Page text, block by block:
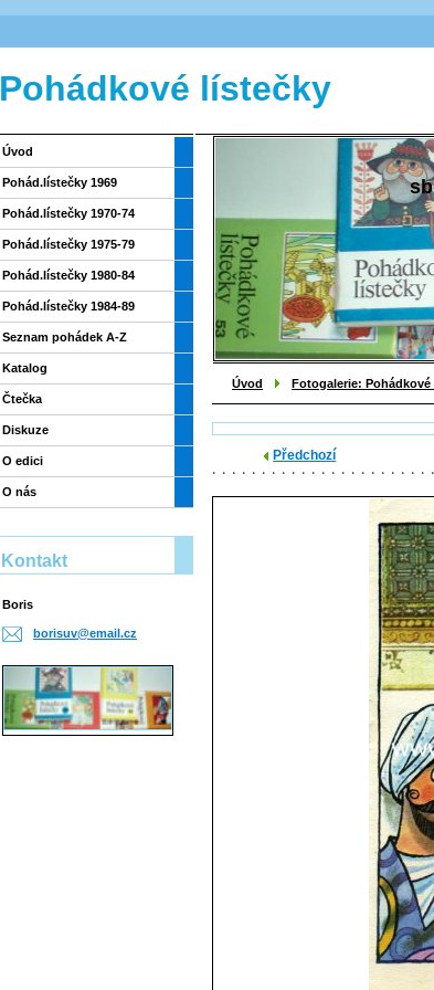
Pohádkové lístečky
Úvod Fotogalerie: Pohádkové
Předchozí
Úvod
Pohád.lístečky 1969
Pohád.lístečky 1970-74
Pohád.lístečky 1975-79
Pohád.lístečky 1980-84
Pohád.lístečky 1984-89
Seznam pohádek A-Z
Katalog
Čtečka
Diskuze
O edici
O nás
Kontakt
Boris
borisuv@email.cz